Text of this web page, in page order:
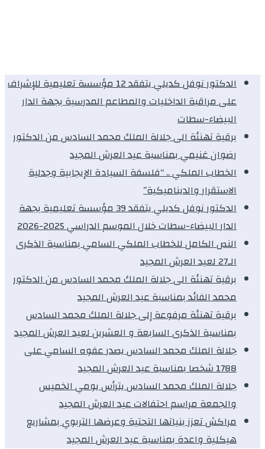
الدكتور نوفل كديلي يتفقد 12 مؤسسة تعليمية للإشراف
على مراقبة الداخليات والمطاعم المدرسية بجهة الدار
البيضاء-سطات
برقية تهنئة الى جلالة الملك محمد السادس من الدكتور
رضوان غنيمي بمناسبة عيد العرش المجيد
الخطاب الملكي .. “فلسفة السيادة الإيجابية وجدلية
الاستقرار والديناميكية”
الدكتور نوفل كديلي يتفقد 39 مؤسسة تعليمية بجهة
الدار البيضاء-سطات خلال الموسم الدراسي 2025-2026
النص الكامل للخطاب الملكي السامي بمناسبة الذكرى
الـ27 لعيد العرش المجيد
برقية تهنئة الى جلالة الملك محمد السادس من الدكتور
محمد الفائد بمناسبة عيد العرش المجيد
برقية تهنئة مرفوعة إلى جلالة الملك محمد السادس
بمناسبة الذكرى السابعة و العشرين لعيد العرش المجيد
جلالة الملك محمد السادس يصدر عفوه السامي على
1788 شخصا بمناسبة عيد العرش المجيد
جلالة الملك محمد السادس يترأس يومي الخميس
والجمعة مراسم احتفالات عيد العرش المجيد
مراكش تعزز بنياتها التحتية وعرضها التربوي بمشاريع
هيكلية واعدة بمناسبة عيد العرش المجيد